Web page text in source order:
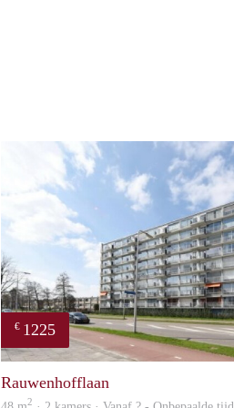
€ 1225
Rauwenhofflaan
2